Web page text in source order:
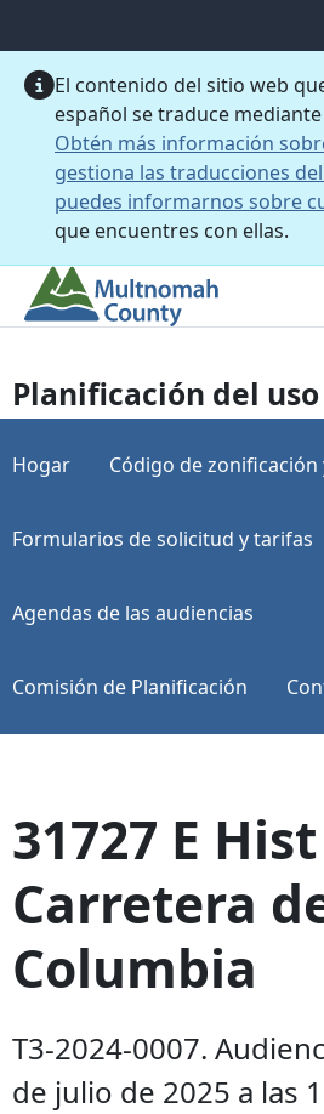
El contenido del sitio web
español se traduce
Obtén más información
gestiona las traducciones
puedes informarnos sobre
que encuentres con ellas.
Planificación del
Hogar Código de zonificación
Formularios de solicitud y tarifas
Agendas de las audiencias
Comisión de Planificación
31727 E Hist
Carretera
Columbia
T3-2024-0007.
de julio de 2025 a las